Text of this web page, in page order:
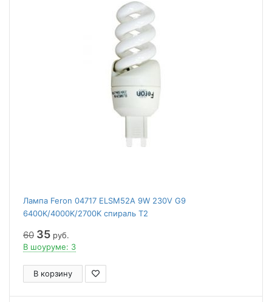
Лампа Feron 04717 ELSM52A 9W 230V G9
6400K/4000K/2700K спираль T2
60 35 руб.
В шоуруме: 3
В корзину